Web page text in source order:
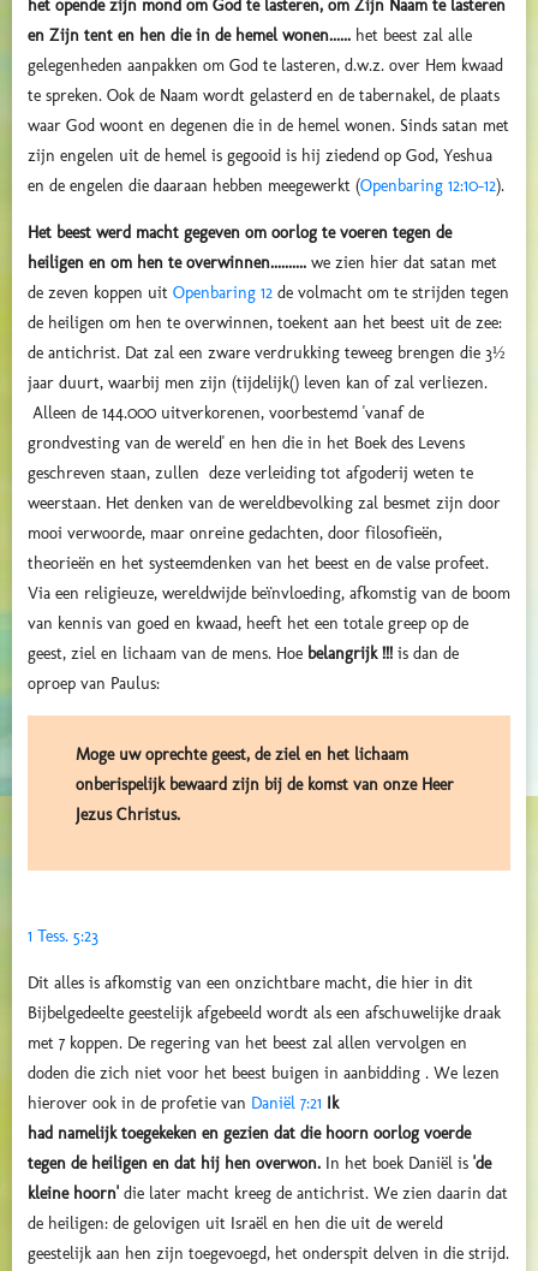
het opende zijn mond om God te lasteren, om Zijn Naam te lasteren
en Zijn tent en hen die in de hemel wonen...... het beest zal alle
gelegenheden aanpakken om God te lasteren, d.w.z. over Hem kwaad
te spreken. Ook de Naam wordt gelasterd en de tabernakel, de plaats
waar God woont en degenen die in de hemel wonen. Sinds satan met
zijn engelen uit de hemel is gegooid is hij ziedend op God, Yeshua
en de engelen die daaraan hebben meegewerkt (Openbaring 12:10-12).
Het beest werd macht gegeven om oorlog te voeren tegen de
heiligen en om hen te overwinnen.......... we zien hier dat satan met
de zeven koppen uit Openbaring 12 de volmacht om te strijden tegen
de heiligen om hen te overwinnen, toekent aan het beest uit de zee:
de antichrist. Dat zal een zware verdrukking teweeg brengen die 3½
jaar duurt, waarbij men zijn (tijdelijk() leven kan of zal verliezen.
Alleen de 144.000 uitverkorenen, voorbestemd 'vanaf de
grondvesting van de wereld' en hen die in het Boek des Levens
geschreven staan, zullen deze verleiding tot afgoderij weten te
weerstaan. Het denken van de wereldbevolking zal besmet zijn door
mooi verwoorde, maar onreine gedachten, door filosofieën,
theorieën en het systeemdenken van het beest en de valse profeet.
Via een religieuze, wereldwijde beïnvloeding, afkomstig van de boom
van kennis van goed en kwaad, heeft het een totale greep op de
geest, ziel en lichaam van de mens. Hoe belangrijk !!! is dan de
oproep van Paulus:
Moge uw oprechte geest, de ziel en het lichaam
onberispelijk bewaard zijn bij de komst van onze Heer
Jezus Christus.
1 Tess. 5:23
Dit alles is afkomstig van een onzichtbare macht, die hier in dit
Bijbelgedeelte geestelijk afgebeeld wordt als een afschuwelijke draak
met 7 koppen. De regering van het beest zal allen vervolgen en
doden die zich niet voor het beest buigen in aanbidding . We lezen
hierover ook in de profetie van Daniël 7:21 Ik
had namelijktoegekeken en gezien dat die hoorn oorlog voerde
tegen de heiligen en dat hij hen overwon. In het boek Daniël is 'de
kleine hoorn' die later macht kreeg de antichrist. We zien daarin dat
de heiligen: de gelovigen uit Israël en hen die uit de wereld
geestelijk aan hen zijn toegevoegd, het onderspit delven in die strijd.